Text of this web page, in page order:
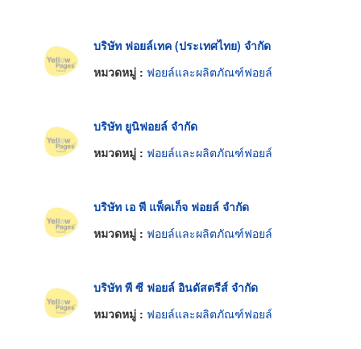
บริษัท ฟอยล์เทค (ประเทศไทย) จำกัด
หมวดหมู่ : ฟอยล์และผลิตภัณฑ์ฟอยล์
บริษัท ยูนิฟอยล์ จำกัด
หมวดหมู่ : ฟอยล์และผลิตภัณฑ์ฟอยล์
บริษัท เอ พี แพ็คเก็จ ฟอยล์ จำกัด
หมวดหมู่ : ฟอยล์และผลิตภัณฑ์ฟอยล์
บริษัท พี ซี ฟอยล์ อินดัสตรีส์ จำกัด
หมวดหมู่ : ฟอยล์และผลิตภัณฑ์ฟอยล์